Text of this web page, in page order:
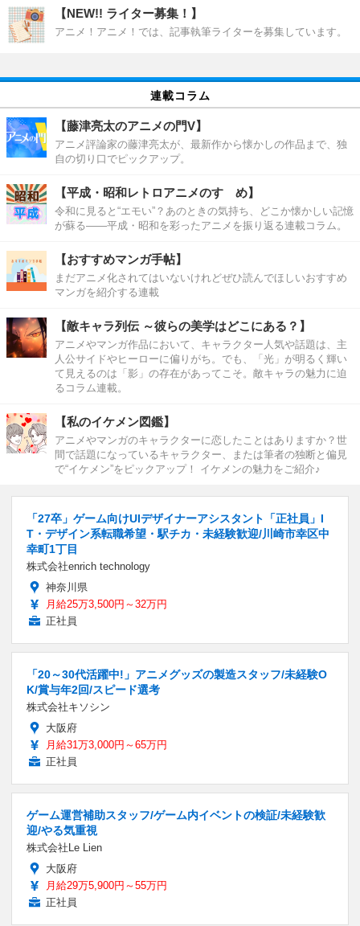
【NEW!! ライター募集！】
アニメ！アニメ！では、記事執筆ライターを募集しています。
連載コラム
【藤津亮太のアニメの門V】
アニメ評論家の藤津亮太が、最新作から懐かしの作品まで、独
自の切り口でピックアップ。
【平成・昭和レトロアニメのすゝめ】
令和に見ると“エモい”？あのときの気持ち、どこか懐かしい記憶
が蘇る――平成・昭和を彩ったアニメを振り返る連載コラム。
【おすすめマンガ手帖】
まだアニメ化されてはいないけれどぜひ読んでほしいおすすめ
マンガを紹介する連載
【敵キャラ列伝 ～彼らの美学はどこにある？】
アニメやマンガ作品において、キャラクター人気や話題は、主
人公サイドやヒーローに偏りがち。でも、「光」が明るく輝い
て見えるのは「影」の存在があってこそ。敵キャラの魅力に迫
るコラム連載。
【私のイケメン図鑑】
アニメやマンガのキャラクターに恋したことはありますか？世
間で話題になっているキャラクター、または筆者の独断と偏見
で“イケメン”をピックアップ！ イケメンの魅力をご紹介♪
「27卒」ゲーム向けUIデザイナーアシスタント「正社員」I
T・デザイン系転職希望・駅チカ・未経験歓迎/川崎市幸区中
幸町1丁目
株式会社enrich technology
神奈川県
月給25万3,500円～32万円
正社員
「20～30代活躍中!」アニメグッズの製造スタッフ/未経験O
K/賞与年2回/スピード選考
株式会社キソシン
大阪府
月給31万3,000円～65万円
正社員
ゲーム運営補助スタッフ/ゲーム内イベントの検証/未経験歓
迎/やる気重視
株式会社Le Lien
大阪府
月給29万5,900円～55万円
正社員